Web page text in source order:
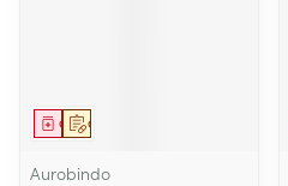
Op voorschrift
Geneesmiddel
Aurobindo